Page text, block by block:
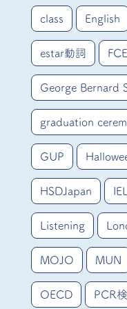
class English
estar動詞 FCE
George Bernard
graduation
GUP
HSDJapan
Listening
MOJO MUN
OECD PCR